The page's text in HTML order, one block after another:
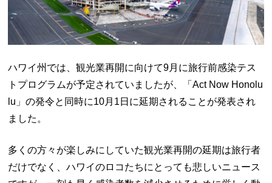
ハワイ州では、観光業再開に向けて9月に旅行前感染テス
トプログラムが予定されていましたが、「Act Now Honolu
lu」の発令と同時に10月1日に延期されることが発表され
ました。
多くの方々が楽しみにしていた観光業再開の延期は旅行者
だけでなく、ハワイのロコたちにとっても悲しいニュース